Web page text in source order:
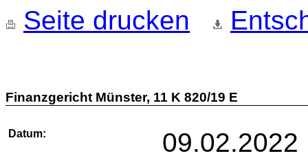
Seite drucken
Finanzgericht Münster, 11 K 820/19 E
Datum: 09.02.2022